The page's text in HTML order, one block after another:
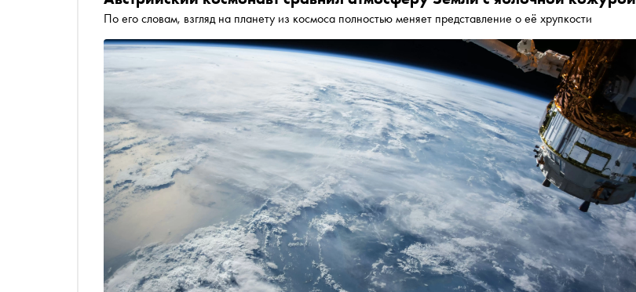
По его словам, взгляд на планету из космоса полностью меняет представление о её хрупкости